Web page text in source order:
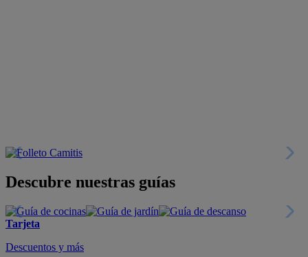
Descubre nuestras guías
Tarjeta
Descuentos y más